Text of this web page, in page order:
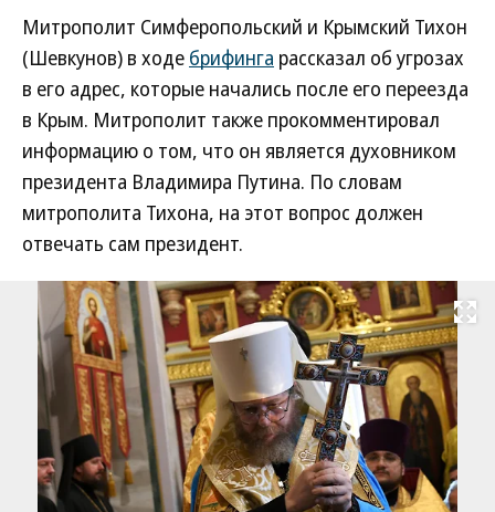
Митрополит Симферопольский и Крымский Тихон
(Шевкунов) в ходе брифинга рассказал об угрозах
в его адрес, которые начались после его переезда
в Крым. Митрополит также прокомментировал
информацию о том, что он является духовником
президента Владимира Путина. По словам
митрополита Тихона, на этот вопрос должен
отвечать сам президент.
Развернуть